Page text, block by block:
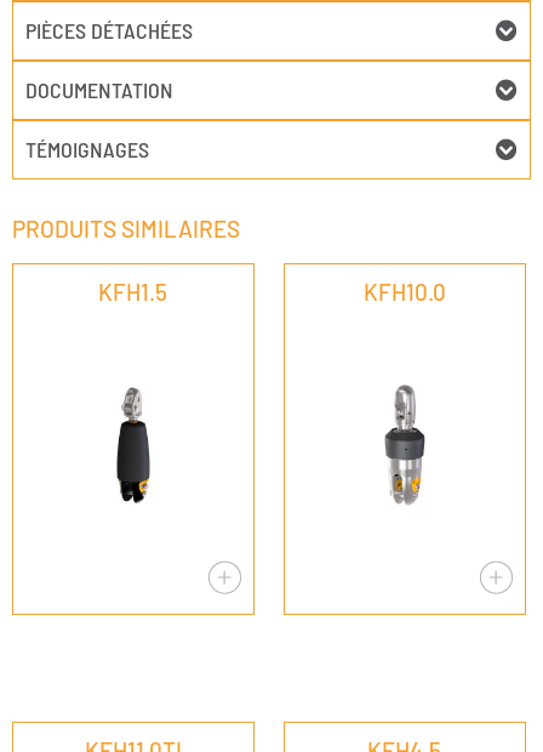
PIÈCES DÉTACHÉES
DOCUMENTATION
TÉMOIGNAGES
PRODUITS SIMILAIRES
KFH1.5 KFH10.0